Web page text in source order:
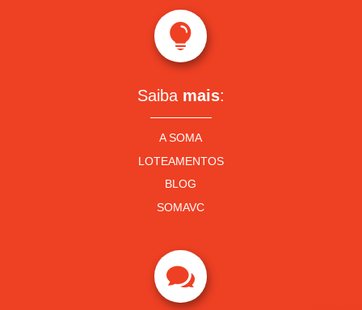

Saiba mais:
A SOMA
LOTEAMENTOS
BLOG
SOMAVC
